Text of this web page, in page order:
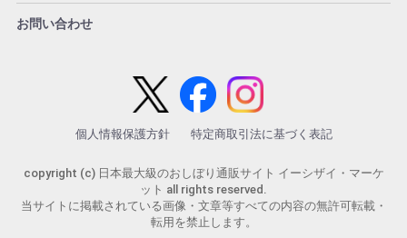
お問い合わせ
個人情報保護方針 特定商取引法に基づく表記
copyright (c) 日本最大級のおしぼり通販サイト イーシザイ・マーケ
ット all rights reserved.
当サイトに掲載されている画像・文章等すべての内容の無許可転載・
転用を禁止します。